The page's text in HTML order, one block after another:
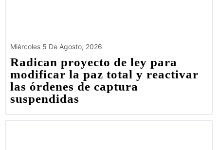
Miércoles 5 De Agosto, 2026
Radican proyecto de ley para
modificar la paz total y reactivar
las órdenes de captura
suspendidas